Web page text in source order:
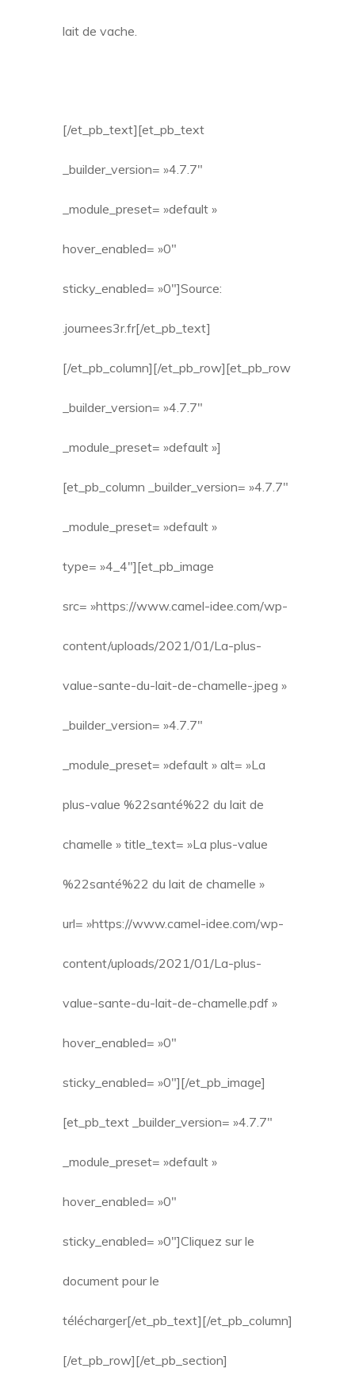
lait de vache.
[/et_pb_text][et_pb_text
_builder_version= »4.7.7″
_module_preset= »default »
hover_enabled= »0″
sticky_enabled= »0″]Source:
.journees3r.fr[/et_pb_text]
[/et_pb_column][/et_pb_row][et_pb_row
_builder_version= »4.7.7″
_module_preset= »default »]
[et_pb_column _builder_version= »4.7.7″
_module_preset= »default »
type= »4_4″][et_pb_image
src= »https://www.camel-idee.com/wp-
content/uploads/2021/01/La-plus-
value-sante-du-lait-de-chamelle-.jpeg »
_builder_version= »4.7.7″
_module_preset= »default » alt= »La
plus-value %22santé%22 du lait de
chamelle » title_text= »La plus-value
%22santé%22 du lait de chamelle »
url= »https://www.camel-idee.com/wp-
content/uploads/2021/01/La-plus-
value-sante-du-lait-de-chamelle.pdf »
hover_enabled= »0″
sticky_enabled= »0″][/et_pb_image]
[et_pb_text _builder_version= »4.7.7″
_module_preset= »default »
hover_enabled= »0″
sticky_enabled= »0″]Cliquez sur le
document pour le
télécharger[/et_pb_text][/et_pb_column]
[/et_pb_row][/et_pb_section]